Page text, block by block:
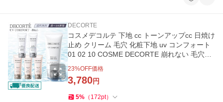
DECORTE
コスメデコルテ 下地 cc トーンアップcc 日焼け
止め クリーム 毛穴 化粧下地 uv コンフォート
01 02 10 COSME DECORTE 崩れない 毛穴カ
23%OFF価格
3,780円
5% （ 172pt）